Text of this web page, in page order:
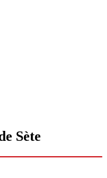
Sète